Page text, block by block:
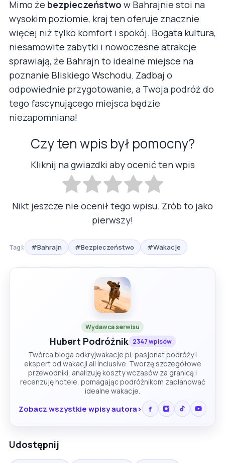
Mimo że bezpieczeństwo w Bahrajnie stoi na
wysokim poziomie, kraj ten oferuje znacznie
więcej niż tylko komfort i spokój. Bogata kultura,
niesamowite zabytki i nowoczesne atrakcje
sprawiają, że Bahrajn to idealne miejsce na
poznanie Bliskiego Wschodu. Zadbaj o
odpowiednie przygotowanie, a Twoja podróż do
tego fascynującego miejsca będzie
niezapomniana!
Czy ten wpis był pomocny?
Kliknij na gwiazdki aby ocenić ten wpis
Nikt jeszcze nie ocenił tego wpisu. Zrób to jako
pierwszy!
Tagi: #Bahrajn #Bezpieczeństwo #Wakacje
Wydawca serwisu
Hubert Podróżnik 2347 wpisów
Twórca bloga odkryjwakacje.pl, pasjonat podróży i
ekspert od wakacji all inclusive. Tworzę szczegółowe
przewodniki, analizuję koszty wczasów za granicą i
recenzuję hotele, pomagając podróżnikom zaplanować
idealne wakacje.
Zobacz wszystkie wpisy autora
Udostępnij